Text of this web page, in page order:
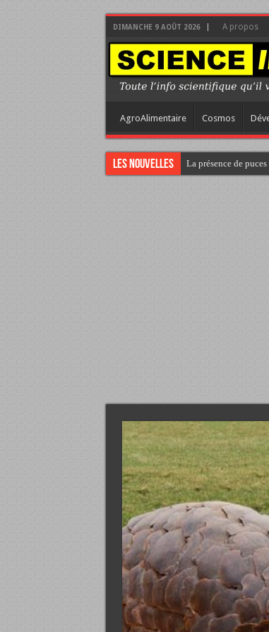
DIMANCHE 9 AOÛT 2026 A propos
AgroAlimentaire Cosmos
Les nouvelles La présence de